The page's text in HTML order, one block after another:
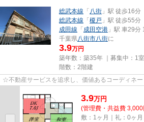
総武本線 「 八街 」駅 徒歩16分
総武本線 「榎戸 」駅 徒歩55分
成田線 「成田空港 」駅 車29分
千葉県 八街市八街に
3.9万円
築年数：築35年 ｜募集中： 1室
階数：2階建
☆不動産サービスを追求し、価値あるコーディネ
3.9万円
(管理費・共益費
敷：1ヶ月｜礼：0ヶ月